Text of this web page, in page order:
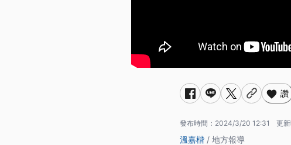
讚
發布時間： 2024/3/20 12:31 更新
溫嘉楷 / 地方報導